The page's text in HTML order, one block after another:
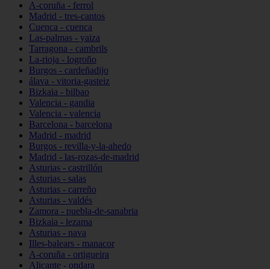
A-coruña - ferrol
Madrid - tres-cantos
Cuenca - cuenca
Las-palmas - yaiza
Tarragona - cambrils
La-rioja - logroño
Burgos - cardeñadijo
álava - vitoria-gasteiz
Bizkaia - bilbao
Valencia - gandia
Valencia - valencia
Barcelona - barcelona
Madrid - madrid
Burgos - revilla-y-la-ahedo
Madrid - las-rozas-de-madrid
Asturias - castrillón
Asturias - salas
Asturias - carreño
Asturias - valdés
Zamora - puebla-de-sanabria
Bizkaia - lezama
Asturias - nava
Illes-balears - manacor
A-coruña - ortigueira
Alicante - ondara